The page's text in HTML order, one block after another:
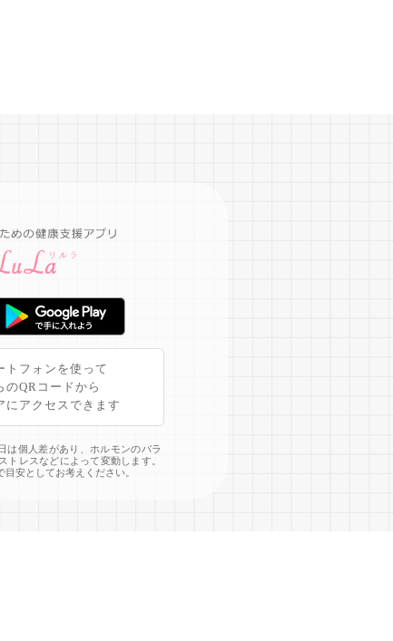
トフォンを使って
のQRコードから
にアクセスできます
は個人差があり、ホルモンのバラ
トレスなどによって変動します。
安としてお考えください。